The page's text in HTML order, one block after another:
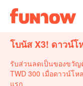
โบนัส X3! ดาวน์
รับส่วนลดเป็นของขวั
TWD 300 เมื่อดาวน์โ
แรก